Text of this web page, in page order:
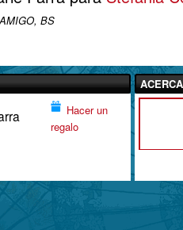
BS
Hacer un
regalo